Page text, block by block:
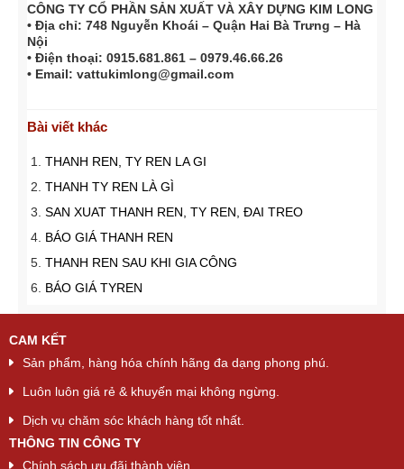
CÔNG TY CỔ PHẦN SẢN XUẤT VÀ XÂY DỰNG KIM LONG
• Địa chỉ: 748 Nguyễn Khoái – Quận Hai Bà Trưng – Hà
Nội
• Điện thoại: 0915.681.861 – 0979.46.66.26
• Email: vattukimlong@gmail.com
Bài viết khác
THANH REN, TY REN LA GI
THANH TY REN LÀ GÌ
SAN XUAT THANH REN, TY REN, ĐAI TREO
BÁO GIÁ THANH REN
THANH REN SAU KHI GIA CÔNG
BÁO GIÁ TYREN
CAM KẾT
Sản phẩm, hàng hóa chính hãng đa dạng phong phú.
Luôn luôn giá rẻ & khuyến mại không ngừng.
Dịch vụ chăm sóc khách hàng tốt nhất.
THÔNG TIN CÔNG TY
Chính sách ưu đãi thành viên